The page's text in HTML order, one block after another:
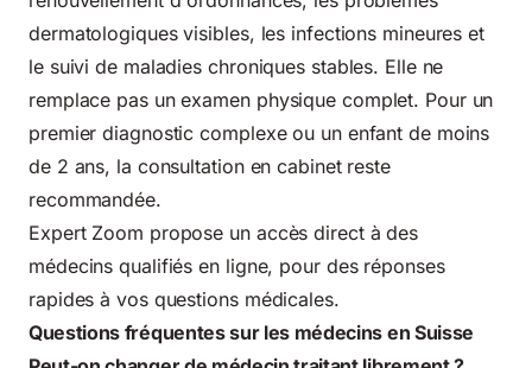
dermatologiques visibles, les infections mineures et
le suivi de maladies chroniques stables. Elle ne
remplace pas un examen physique complet. Pour un
premier diagnostic complexe ou un enfant de moins
de 2 ans, la consultation en cabinet reste
recommandée.
Expert Zoom propose un accès direct à des
médecins qualifiés en ligne, pour des réponses
rapides à vos questions médicales.
Questions fréquentes sur les médecins en Suisse